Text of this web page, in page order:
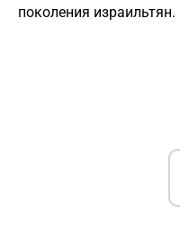
поколения израильтян.